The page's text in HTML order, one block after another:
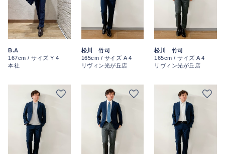
B.A
167cm / サイズ Y 4
本社
松川 竹司
165cm / サイズ A 4
リヴィン光が丘店
松川 竹司
165cm / サイズ A 4
リヴィン光が丘店